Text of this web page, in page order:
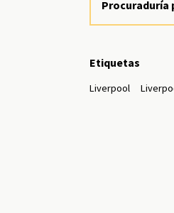
Procuraduría
Etiquetas
Liverpool